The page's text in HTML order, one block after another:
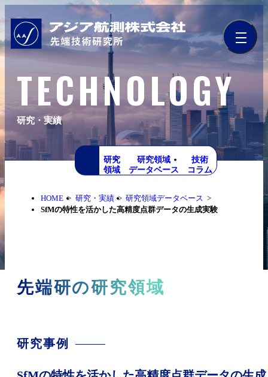
TECHNOLOGY
研究・実績
研究
領域
研究領域
データベース
技術
コラム
HOME 研究・実績
研究領域データベース
SfMの特性を活かした高精度点群データの生成実験
先端研の研究領域
研究事例